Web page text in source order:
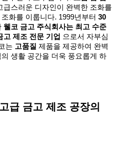
급스러운 디자인이 완벽한 조화를
화를 이룹니다. 1999년부터30
웰코 금고 주식회사는 최고 수준
고 제조 전문 기업 으로서 자부심
는 고품질 제품을 제공하여 완벽
생활 공간을 더욱 풍요롭게 하
급 금고 제조 공장의